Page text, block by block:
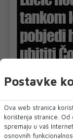
Postavke
Ova web stranica
korištenja stranice. Od
spremaju u vaš
osnovnih